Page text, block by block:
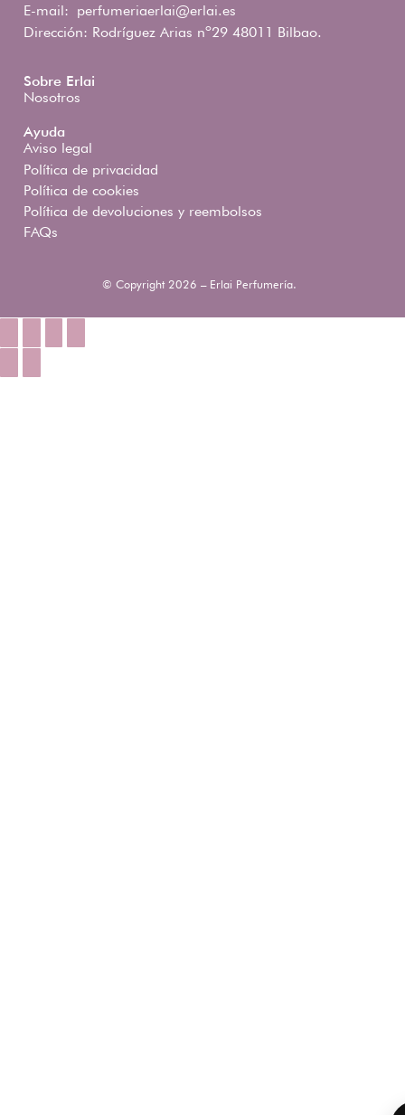
E-mail: perfumeriaerlai@erlai.es
Dirección: Rodríguez Arias nº29 48011 Bilbao.
Sobre Erlai
Nosotros
Ayuda
Aviso legal
Política de privacidad
Política de cookies
Política de devoluciones y reembolsos
FAQs
© Copyright 2026 – Erlai Perfumería.